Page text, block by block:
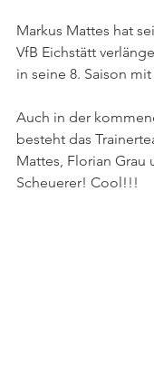
Markus Mattes hat
VfB Eichstätt
in seine 8. Saison
Auch in der
besteht das
Mattes, Florian Grau
Scheuerer! Cool!!!